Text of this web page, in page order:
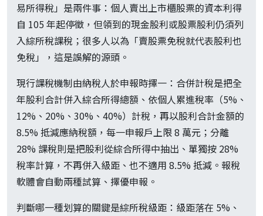
易所得稅」是兩件事：個人賣出上市櫃股票的資本利得
自 105 年起停徵，但領到的現金股利或股票股利仍須列
入綜所稅課稅；很多人以為「賣股票免稅就代表股利也
免稅」，這是誤解的源頭。
現行課稅機制由納稅人於申報時擇一：合併計稅是把全
年股利合計併入綜合所得總額、依個人累進稅率（5%、
12%、20%、30%、40%）計稅，再以股利合計金額的
8.5% 抵減應納稅額，每一申報戶上限 8 萬元；分離
28% 課稅則是把股利從綜合所得中抽出、單獨按 28%
稅率計算，不再併入級距、也不適用 8.5% 抵減。報稅
軟體會自動兩種試算、擇優申報。
判斷哪一種划算的關鍵是綜所稅級距：級距落在 5%、